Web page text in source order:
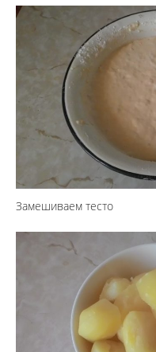
Замешиваем тесто